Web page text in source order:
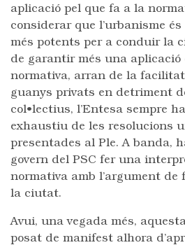
aplicació pel que fa a la
considerar que l’urbanisme
més potents per a conduir la
de garantir més una
normativa, arran de la
guanys privats en detriment
col•lectius, l’Entesa sempre
exhaustiu de les resolucions
presentades al Ple. A banda,
govern del PSC fer una
normativa amb l’argument
la ciutat.
Avui, una vegada més,
posat de manifest alhora